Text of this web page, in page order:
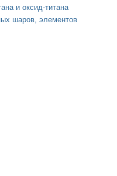
и оксид-титана
шаров, элементов